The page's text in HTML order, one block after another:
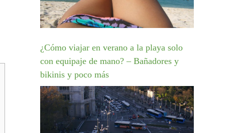
¿Cómo viajar en verano a la playa solo
con equipaje de mano? – Bañadores y
bikinis y poco más